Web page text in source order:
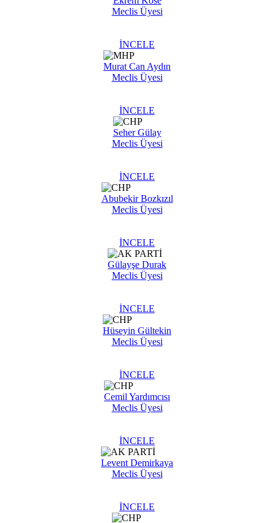
Meclis Üyesi
İNCELE
Murat Can Aydın
Meclis Üyesi
İNCELE
Seher Gülay
Meclis Üyesi
İNCELE
Abubekir Bozkızıl
Meclis Üyesi
İNCELE
Gülayşe Durak
Meclis Üyesi
İNCELE
Hüseyin Gültekin
Meclis Üyesi
İNCELE
Cemil Yardımcısı
Meclis Üyesi
İNCELE
Levent Demirkaya
Meclis Üyesi
İNCELE